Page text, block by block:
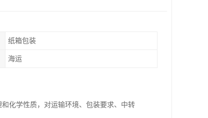
纸箱包装
海运
化学性质，对运输环境、包装要求、中转